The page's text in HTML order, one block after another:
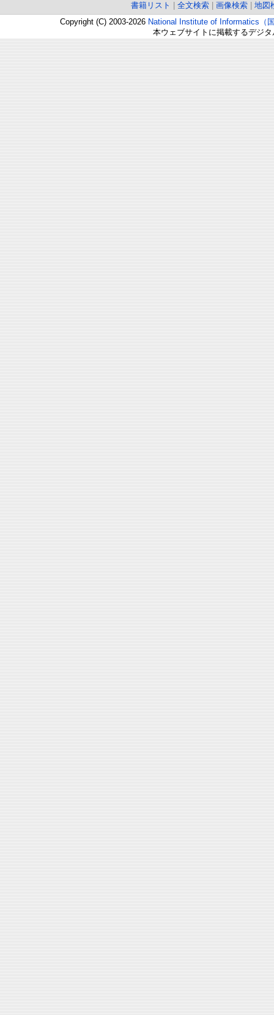
書籍リスト 全文検索 画像検索
地図
Copyright (C) 2003-2026 National Institute of Informatics（
本ウェブサイトに掲載するデジ